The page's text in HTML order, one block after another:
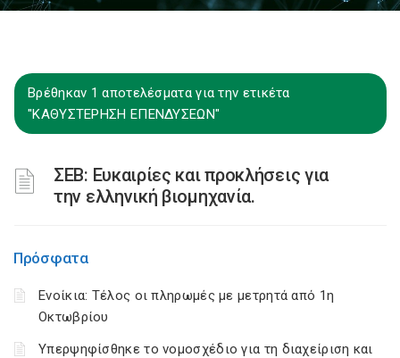
Βρέθηκαν 1 αποτελέσματα για την ετικέτα
"ΚΑΘΥΣΤΕΡΗΣΗ ΕΠΕΝΔΥΣΕΩΝ"
ΣΕΒ: Ευκαιρίες και προκλήσεις για
την ελληνική βιομηχανία.
Πρόσφατα
Ενοίκια: Τέλος οι πληρωμές με μετρητά από 1η
Οκτωβρίου
Υπερψηφίσθηκε το νομοσχέδιο για τη διαχείριση και